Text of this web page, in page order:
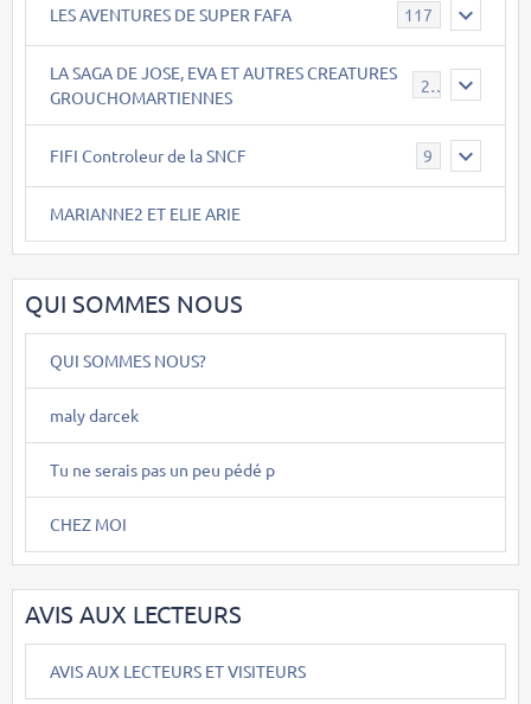
LES AVENTURES DE SUPER FAFA 117
LA SAGA DE JOSE, EVA ET AUTRES CREATURES
GROUCHOMARTIENNES
26
FIFI Controleur de la SNCF 9
MARIANNE2 ET ELIE ARIE
QUI SOMMES NOUS
QUI SOMMES NOUS?
maly darcek
Tu ne serais pas un peu pédé p
CHEZ MOI
AVIS AUX LECTEURS
AVIS AUX LECTEURS ET VISITEURS